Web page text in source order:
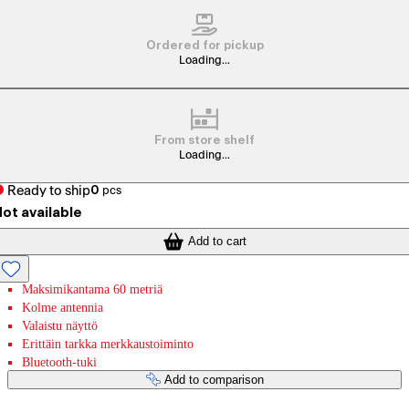
Ordered for pickup
Loading...
From store shelf
Loading...
Ready to ship0 pcs
available
Add to cart
Maksimikantama 60 metriä
Kolme antennia
Valaistu näyttö
Erittäin tarkka merkkaustoiminto
Bluetooth-tuki
Add to comparison